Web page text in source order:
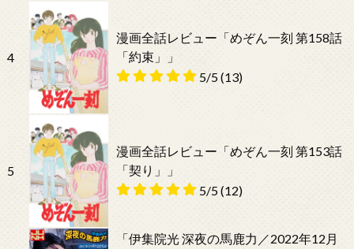
4
漫画全話レビュー「めぞん一刻 第158話
「約束」」
5/5(13)
5
漫画全話レビュー「めぞん一刻 第153話
「契り」」
5/5(12)
「伊集院光 深夜の馬鹿力／2022年12月